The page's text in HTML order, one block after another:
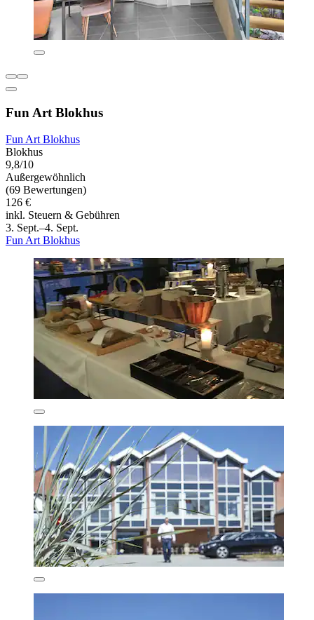
Fun Art Blokhus
Fun Art Blokhus
Blokhus
9,8/10
Außergewöhnlich
(69 Bewertungen)
126 €
inkl. Steuern & Gebühren
3. Sept.–4. Sept.
Fun Art Blokhus